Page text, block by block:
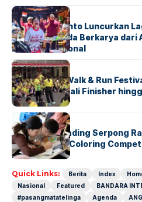
BERITAINDEX
Marissa Sutanto Luncurkan
Ajak Anak Muda Berkarya
Musik Tradisional
BERITAINDEX
Tangsel Fun Walk & Run
Keluhkan Medali Finisher
BERITAINDEX
Atria Hotel Gading Serpong
Lewat Family Coloring
Indonesia
Quick Links: Berita Index
Nasional
Featured
BANDARA
#pasangmatatelinga
Agenda